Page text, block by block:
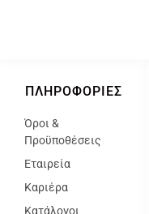
ΠΛΗΡΟΦΟΡΊΕΣ
Όροι &
Προϋποθέσεις
Εταιρεία
Καριέρα
Κατάλογοι